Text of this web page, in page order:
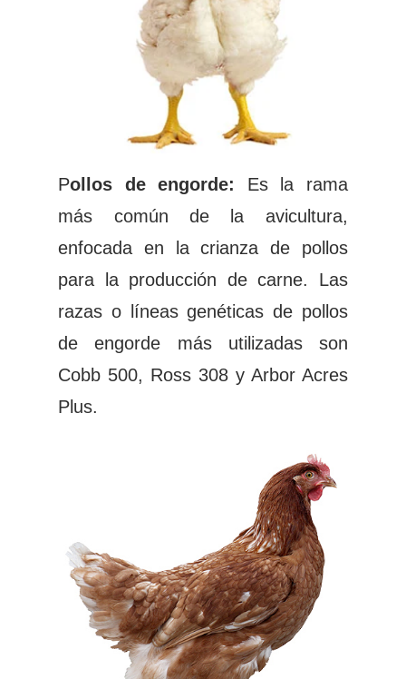
Pollos de engorde: Es la rama
más común de la avicultura,
enfocada en la crianza de pollos
para la producción de carne. Las
razas o líneas genéticas de pollos
de engorde más utilizadas son
Cobb 500, Ross 308 y Arbor Acres
Plus.